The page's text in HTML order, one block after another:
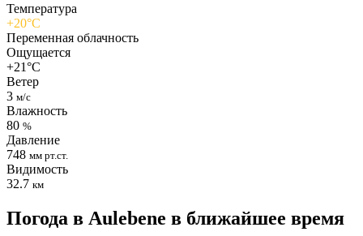
Температура
+20°C
Переменная облачность
Ощущается
+21°C
Ветер
3 м/с
Влажность
80 %
Давление
748 мм рт.ст.
Видимость
32.7 км
Погода в Aulebenе в ближайшее время